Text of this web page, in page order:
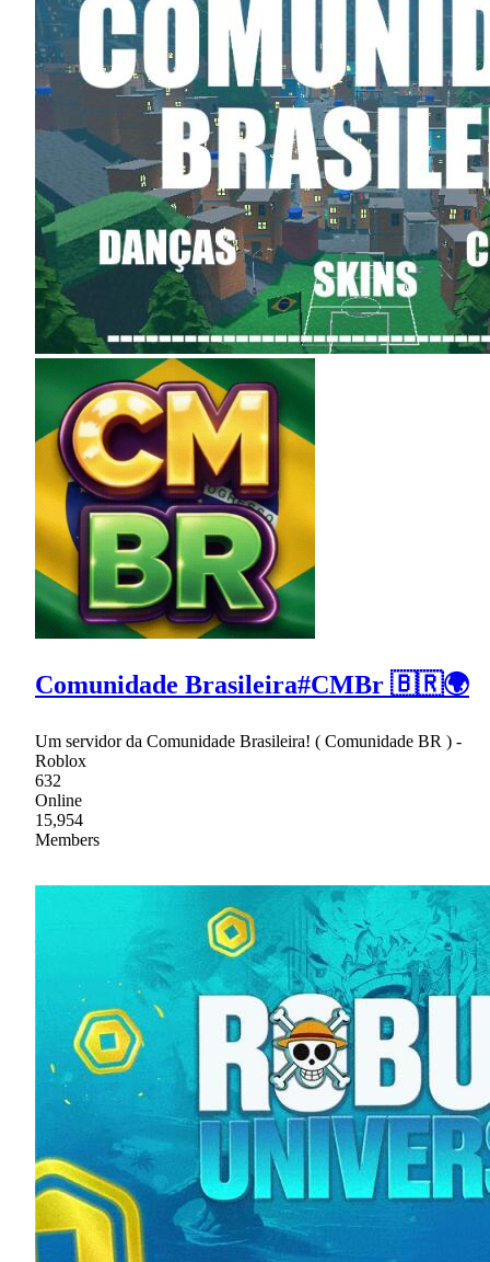
Comunidade Brasileira#CMBr 🇧🇷🌍
Um servidor da Comunidade Brasileira! ( Comunidade BR ) -
Roblox
632
Online
15,954
Members